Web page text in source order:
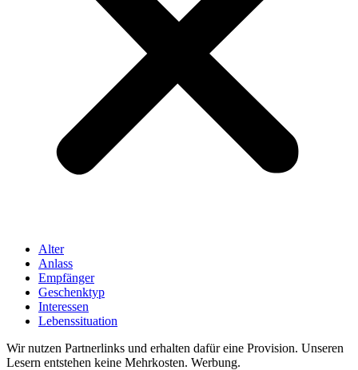
Alter
Anlass
Empfänger
Geschenktyp
Interessen
Lebenssituation
Wir nutzen Partnerlinks und erhalten dafür eine Provision. Unseren
Lesern entstehen keine Mehrkosten. Werbung.